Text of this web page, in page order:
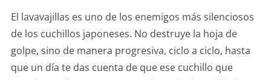
El lavavajillas es uno de los enemigos más silenciosos
de los cuchillos japoneses. No destruye la hoja de
golpe, sino de manera progresiva, ciclo a ciclo, hasta
que un día te das cuenta de que ese cuchillo que